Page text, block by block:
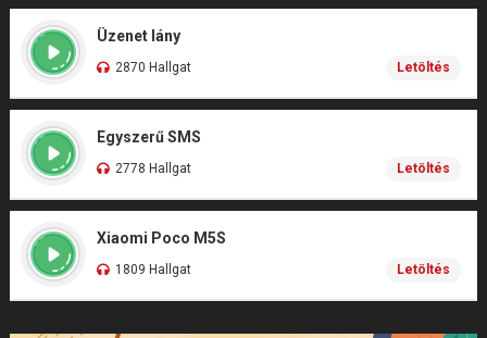
Üzenet lány
2870 Hallgat Letöltés
Egyszerű SMS
2778 Hallgat Letöltés
Xiaomi Poco M5S
1809 Hallgat Letöltés